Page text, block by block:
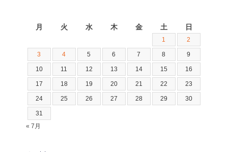
月 火 水 木 金 土 日
1 2
3 4 5 6 7 8 9
10 11 12 13 14 15 16
17 18 19 20 21 22 23
24 25 26 27 28 29 30
31
« 7月